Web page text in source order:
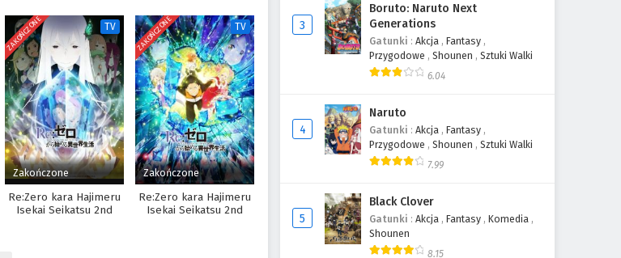
ZAKOŃCZONE TV
Zakończone
Re:Zero kara Hajimeru
Isekai Seikatsu 2nd
ZAKOŃCZONE TV
Zakończone
Re:Zero kara Hajimeru
Isekai Seikatsu 2nd
3
Boruto: Naruto Next
Generations
Gatunki : Akcja , Fantasy ,
Przygodowe , Shounen , Sztuki Walki
6.04
4
Naruto
Gatunki : Akcja , Fantasy ,
Przygodowe , Shounen , Sztuki Walki
7.99
5
Black Clover
Gatunki : Akcja , Fantasy , Komedia ,
Shounen
8.15